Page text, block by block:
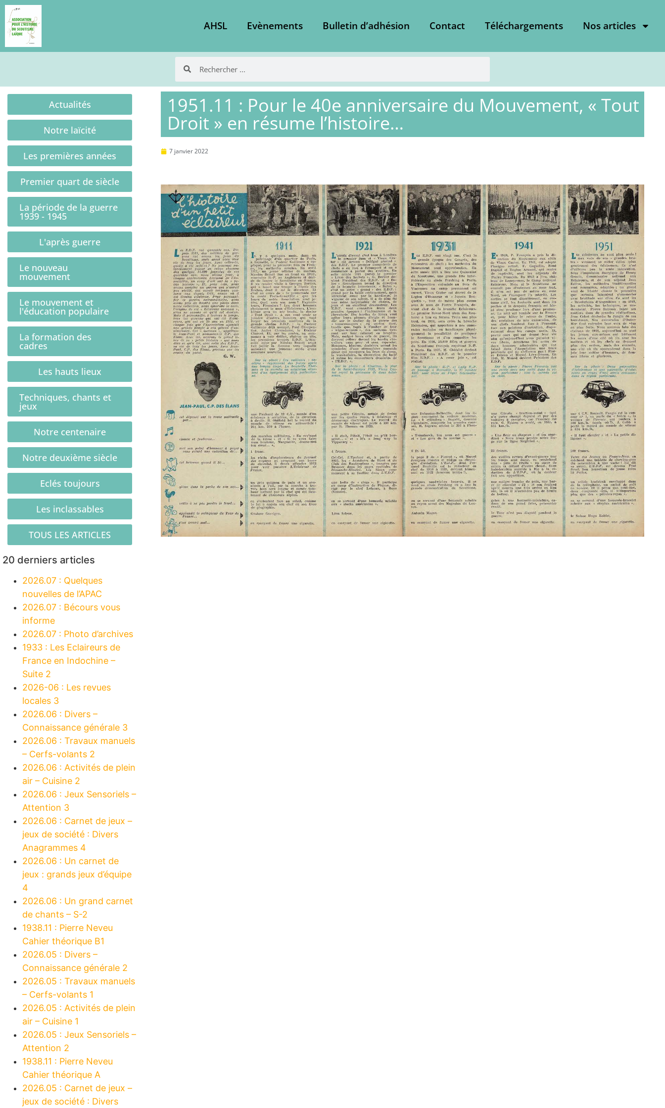
AHSL Evènements Bulletin d’adhésion Contact Téléchargements Nos articles
Actualités
Notre laïcité
Les premières années
Premier quart de siècle
La période de la guerre
1939 - 1945
L'après guerre
Le nouveau
mouvement
Le mouvement et
l'éducation populaire
La formation des
cadres
Les hauts lieux
Techniques, chants et
jeux
Notre centenaire
Notre deuxième siècle
Eclés toujours
Les inclassables
TOUS LES ARTICLES
20 derniers articles
2026.07 : Quelques
nouvelles de l’APAC
2026.07 : Bécours vous
informe
2026.07 : Photo d’archives
1933 : Les Eclaireurs de
France en Indochine –
Suite 2
2026-06 : Les revues
locales 3
2026.06 : Divers –
Connaissance générale 3
2026.06 : Travaux manuels
– Cerfs-volants 2
2026.06 : Activités de plein
air – Cuisine 2
2026.06 : Jeux Sensoriels –
Attention 3
2026.06 : Carnet de jeux –
jeux de société : Divers
Anagrammes 4
2026.06 : Un carnet de
jeux : grands jeux d’équipe
4
2026.06 : Un grand carnet
de chants – S-2
1938.11 : Pierre Neveu
Cahier théorique B1
2026.05 : Divers –
Connaissance générale 2
2026.05 : Travaux manuels
– Cerfs-volants 1
2026.05 : Activités de plein
air – Cuisine 1
2026.05 : Jeux Sensoriels –
Attention 2
1938.11 : Pierre Neveu
Cahier théorique A
2026.05 : Carnet de jeux –
jeux de société : Divers
1951.11 : Pour le 40e anniversaire du Mouvement, « Tout
Droit » en résume l’histoire…
7 janvier 2022